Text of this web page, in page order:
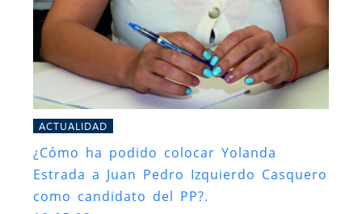
ACTUALIDAD
¿Cómo ha podido colocar Yolanda
Estrada a Juan Pedro Izquierdo Casquero
como candidato del PP?.